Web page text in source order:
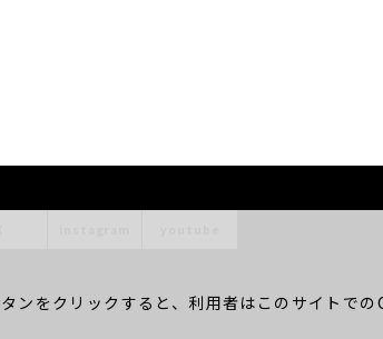
をクリックすると、利用者はこのサイトで